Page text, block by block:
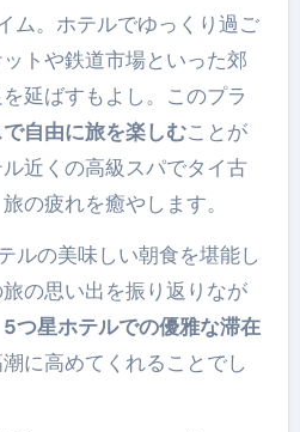
ム。ホテルでゆっくり過ご
トや鉄道市場といった郊
延ばすもよし。このプラ
自由に旅を楽しむことが
近くの高級スパでタイ古
の疲れを癒やします。
ルの美味しい朝食を堪能し
の思い出を振り返りなが
5つ星ホテルでの優雅な滞在
に高めてくれることでし